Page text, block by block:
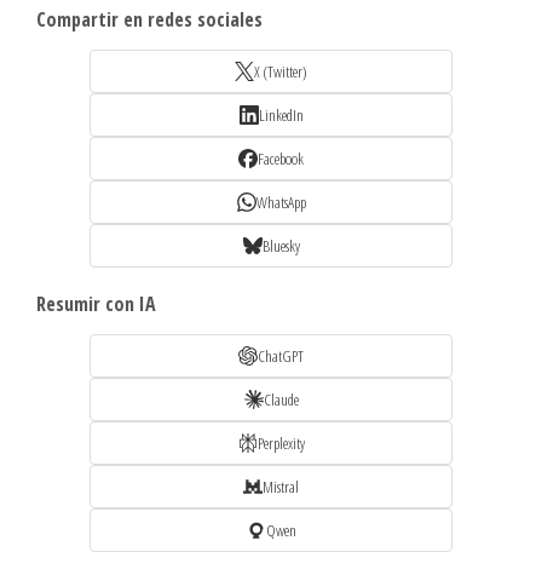
Compartir en redes sociales
X (Twitter)
LinkedIn
Facebook
WhatsApp
Bluesky
Resumir con IA
ChatGPT
Claude
Perplexity
Mistral
Qwen